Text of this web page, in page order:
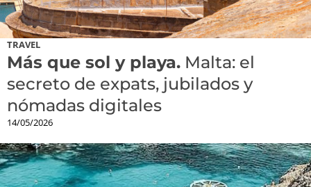
TRAVEL
Más que sol y playa. Malta: el
secreto de expats, jubilados y
nómadas digitales
14/05/2026